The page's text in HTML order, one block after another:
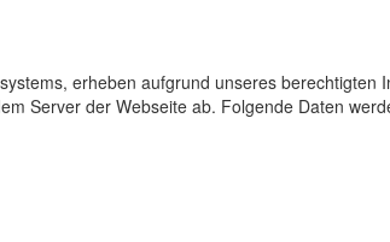
erheben aufgrund unseres berechtigten
Server der Webseite ab. Folgende Daten